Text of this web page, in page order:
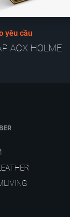
yêu cầu
ACX HOLME